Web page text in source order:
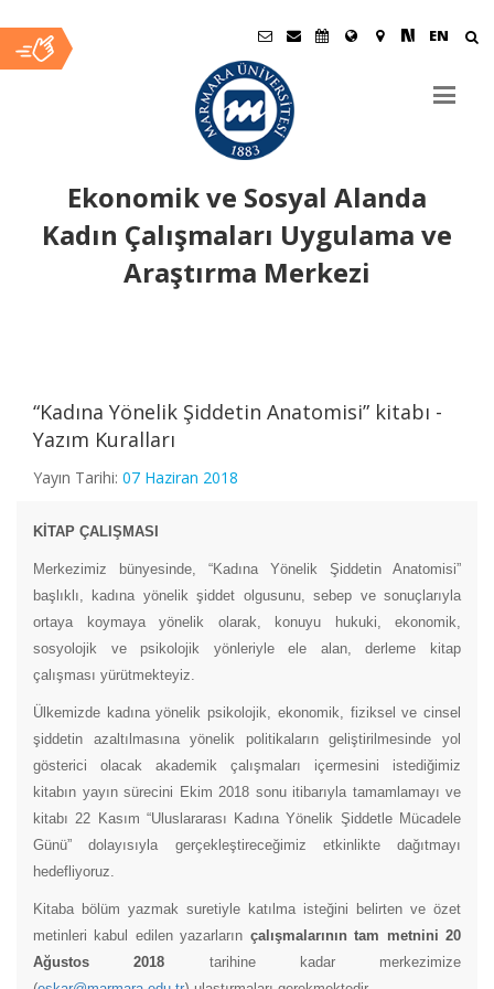
EN
Ekonomik ve Sosyal Alanda
Kadın Çalışmaları Uygulama ve
Araştırma Merkezi
İçerik
“Kadına Yönelik Şiddetin Anatomisi” kitabı -
Yazım Kuralları
Yayın Tarihi: 07 Haziran 2018
KİTAP ÇALIŞMASI
Merkezimiz bünyesinde, “Kadına Yönelik Şiddetin Anatomisi”
başlıklı, kadına yönelik şiddet olgusunu, sebep ve sonuçlarıyla
ortaya koymaya yönelik olarak, konuyu hukuki, ekonomik,
sosyolojik ve psikolojik yönleriyle ele alan, derleme kitap
çalışması yürütmekteyiz.
Ülkemizde kadına yönelik psikolojik, ekonomik, fiziksel ve cinsel
şiddetin azaltılmasına yönelik politikaların geliştirilmesinde yol
gösterici olacak akademik çalışmaları içermesini istediğimiz
kitabın yayın sürecini Ekim 2018 sonu itibarıyla tamamlamayı ve
kitabı 22 Kasım “Uluslararası Kadına Yönelik Şiddetle Mücadele
Günü” dolayısıyla gerçekleştireceğimiz etkinlikte dağıtmayı
hedefliyoruz.
Kitaba bölüm yazmak suretiyle katılma isteğini belirten ve özet
metinleri kabul edilen yazarların çalışmalarının tam metnini 20
Ağustos 2018 tarihine kadar merkezimize
Üniversitemiz Rektörlüğüne Sayın Prof. Dr. Mustafa Kurt
atanmıştır. Üniversitemize, eğitim ve öğretim camiamıza
hayırlı olmasını temenni ederiz.